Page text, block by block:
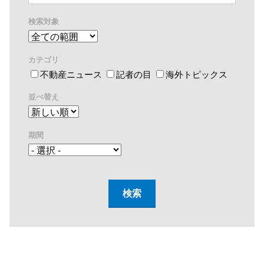
検索対象
カテゴリ
不動産ニュース 記者の目 海外トピックス
並べ替え
期間